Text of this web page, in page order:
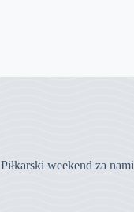
Piłkarski weekend za nami